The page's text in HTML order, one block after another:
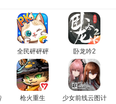
案，可以将不同角色添加到当前
全民砰砰砰 卧龙吟2
枪火重生
少女前线云图计